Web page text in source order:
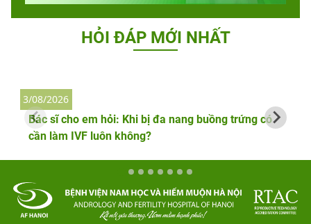
HỎI ĐÁP MỚI NHẤT
Bác sĩ cho em hỏi: Khi bị đa nang buồng trứng có
cần làm IVF luôn không?
3/08/2026